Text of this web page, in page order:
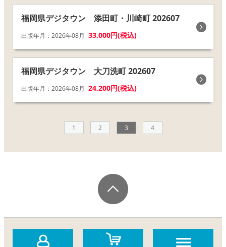
福岡県デジタウン 添田町・川崎町 202607
出版年月：2026年08月 33,000円(税込)
福岡県デジタウン 大刀洗町 202607
出版年月：2026年08月 24,200円(税込)
1 2 3 4